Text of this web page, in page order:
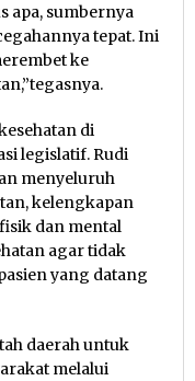
apa, sumbernya
tepat. Ini
ke
di
legislatif. Rudi
menyeluruh
kelengkapan
dan mental
agar tidak
yang datang
daerah untuk
melalui